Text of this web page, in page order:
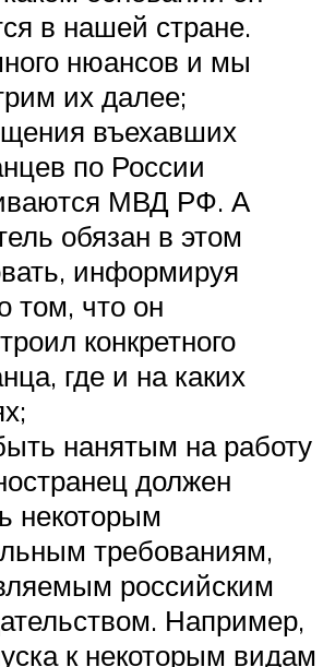
в нашей стране.
нюансов и мы
их далее;
въехавших
по России
МВД РФ. А
обязан в этом
информируя
том, что он
конкретного
где и на каких
нанятым на работу
должен
некоторым
требованиям,
российским
Например,
к некоторым видам